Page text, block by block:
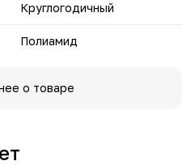
отдыха и повседневных
Круглогодичный
Полиамид
о товаре